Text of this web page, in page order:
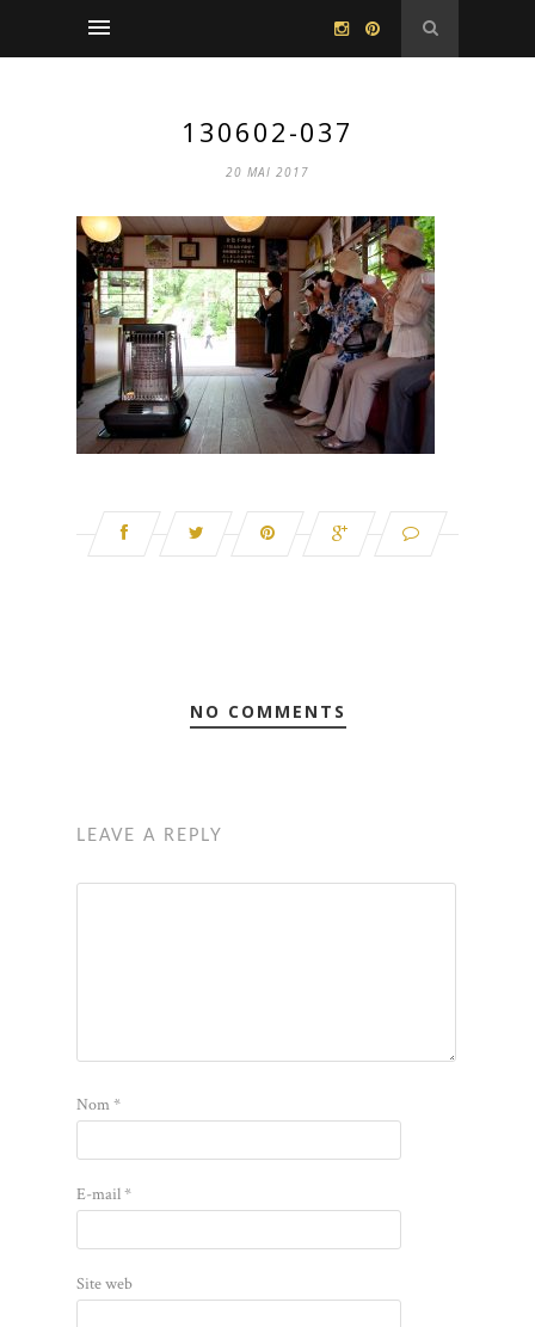
130602-037
20 MAI 2017
NO COMMENTS
LEAVE A REPLY
Nom*
E-mail*
Site web